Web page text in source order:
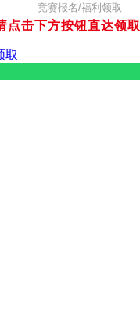
竞赛报名/福利领取
点击下方按钮直达领取
取